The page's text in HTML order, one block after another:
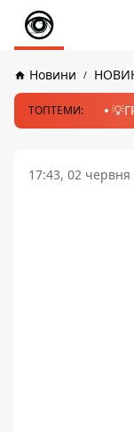
Новини
ТОПТЕМИ:
17:43, 02 червня